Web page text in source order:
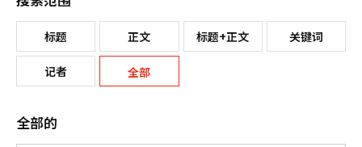
标题 正文 标题+正文 关键词
记者 全部
全部的